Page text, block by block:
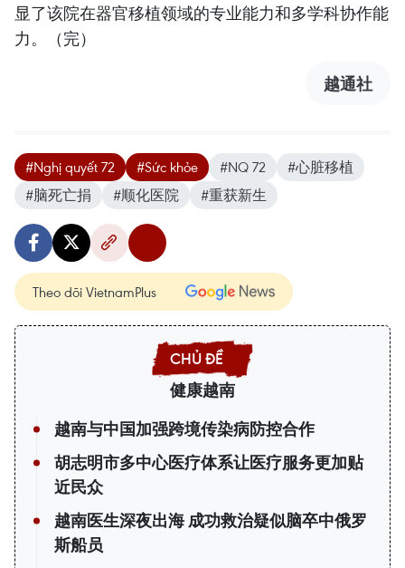
显了该院在器官移植领域的专业能力和多学科协作能
力。（完）
越通社
#Nghị quyết 72 #Sức khỏe #NQ 72
#心脏移植
#脑死亡捐
#顺化医院 #重获新生
Theo dõi VietnamPlus
健康越南
越南与中国加强跨境传染病防控合作
胡志明市多中心医疗体系让医疗服务更加贴
近民众
越南医生深夜出海 成功救治疑似脑卒中俄罗
斯船员